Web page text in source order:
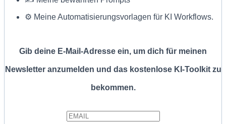
⚙️ Meine Automatisierungsvorlagen für KI Workflows.
Gib deine E-Mail-Adresse ein, um dich für meinen
Newsletter anzumelden und das kostenlose KI-Toolkit zu
bekommen.